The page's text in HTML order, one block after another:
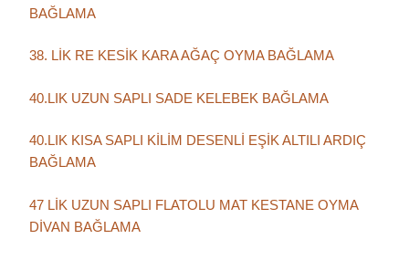
BAĞLAMA
38. LİK RE KESİK KARA AĞAÇ OYMA BAĞLAMA
40.LIK UZUN SAPLI SADE KELEBEK BAĞLAMA
40.LIK KISA SAPLI KİLİM DESENLİ EŞİK ALTILI ARDIÇ
BAĞLAMA
47 LİK UZUN SAPLI FLATOLU MAT KESTANE OYMA
DİVAN BAĞLAMA